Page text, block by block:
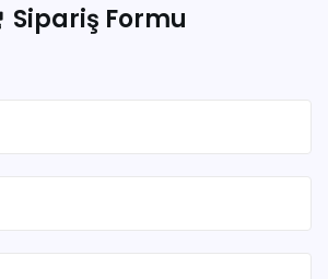
Sipariş Formu